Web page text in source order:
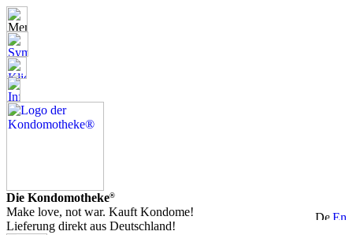
Die Kondomotheke®
Make love, not war. Kauft Kondome!
Lieferung direkt aus Deutschland!